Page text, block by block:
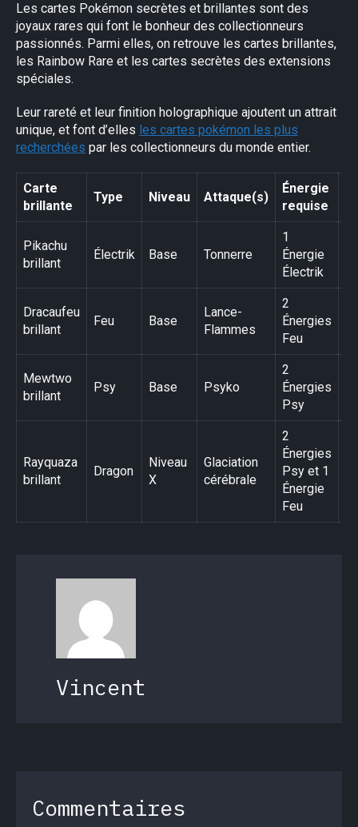
Les cartes Pokémon secrètes et brillantes sont des
joyaux rares qui font le bonheur des collectionneurs
passionnés. Parmi elles, on retrouve les cartes brillantes,
les Rainbow Rare et les cartes secrètes des extensions
spéciales.
Leur rareté et leur finition holographique ajoutent un attrait
unique, et font d’elles les cartes pokémon les plus
recherchées par les collectionneurs du monde entier.
Carte
brillante
Type Niveau Attaque(s)
Énergie
requise
Pikachu
brillant
Électrik Base Tonnerre
1
Énergie
Électrik
Dracaufeu
brillant
Feu Base
Lance-
Flammes
2
Énergies
Feu
Mewtwo
brillant
Psy Base Psyko
2
Énergies
Psy
Rayquaza
brillant
Dragon
Niveau
X
Glaciation
cérébrale
2
Énergies
Psy et 1
Énergie
Feu
Vincent
Commentaires